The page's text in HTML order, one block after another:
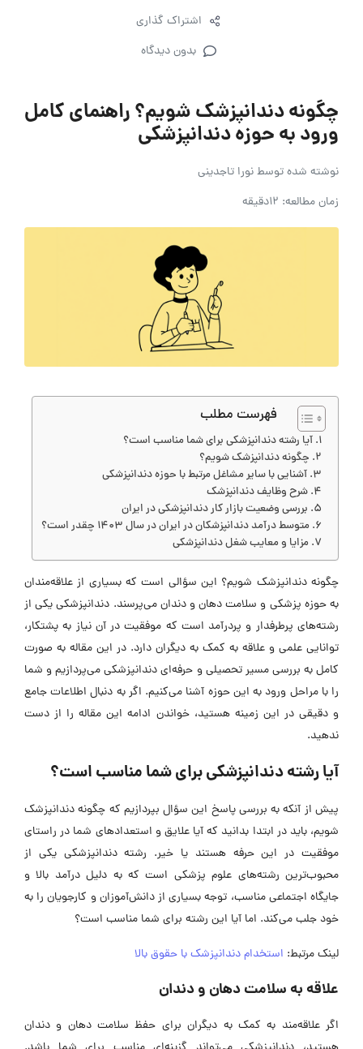
اشتراک گذاری
بدون دیدگاه
چگونه دندانپزشک شویم؟ راهنمای کامل
ورود به حوزه دندانپزشکی
نوشته شده توسطنورا تاجدینی
زمان مطالعه: 12دقیقه
فهرست مطلب
آیا رشته دندانپزشکی برای شما مناسب است؟
چگونه دندانپزشک شویم؟
آشنایی با سایر مشاغل مرتبط با حوزه دندانپزشکی
شرح وظایف دندانپزشک
بررسی وضعیت بازار کار دندانپزشکی در ایران
متوسط درآمد دندانپزشکان در ایران در سال 1403 چقدر است؟
مزایا و معایب شغل دندانپزشکی
چگونه دندانپزشک شویم؟ این سؤالی است که بسیاری از علاقه‌مندان
به حوزه پزشکی و سلامت دهان و دندان می‌پرسند. دندانپزشکی یکی از
رشته‌های پرطرفدار و پردرآمد است که موفقیت در آن نیاز به پشتکار،
توانایی علمی و علاقه به کمک به دیگران دارد. در این مقاله به صورت
کامل به بررسی مسیر تحصیلی و حرفه‌ای دندانپزشکی می‌پردازیم و شما
را با مراحل ورود به این حوزه آشنا می‌کنیم. اگر به دنبال اطلاعات جامع
و دقیقی در این زمینه هستید، خواندن ادامه این مقاله را از دست
ندهید.
آیا رشته دندانپزشکی برای شما مناسب است؟
پیش از آنکه به بررسی پاسخ این سؤال بپردازیم که چگونه دندانپزشک
شویم، باید در ابتدا بدانید که آیا علایق و استعداد‌های شما در راستای
موفقیت در این حرفه هستند یا خیر. رشته دندانپزشکی یکی از
محبوب‌ترین رشته‌های علوم پزشکی است که به دلیل درآمد بالا و
جایگاه اجتماعی مناسب، توجه بسیاری از دانش‌آموزان و کارجویان را به
خود جلب می‌کند. اما آیا این رشته برای شما مناسب است؟
لینک مرتبط: استخدام دندانپزشک با حقوق بالا
علاقه به سلامت دهان و دندان
اگر علاقه‌مند به کمک به دیگران برای حفظ سلامت دهان و دندان